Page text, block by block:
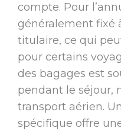
compte. Pour
généralement fixé
titulaire, ce qui
pour certains
des bagages est
pendant le séjour,
transport aérien.
spécifique offre